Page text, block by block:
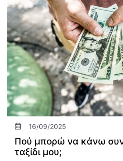
16/09/2025
Πού μπορώ να κάνω
ταξίδι μου;